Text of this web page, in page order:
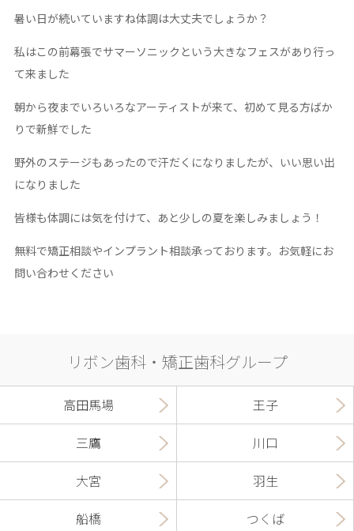
暑い日が続いていますね体調は大丈夫でしょうか？
私はこの前幕張でサマーソニックという大きなフェスがあり行っ
て来ました
朝から夜までいろいろなアーティストが来て、初めて見る方ばか
りで新鮮でした
野外のステージもあったので汗だくになりましたが、いい思い出
になりました
皆様も体調には気を付けて、あと少しの夏を楽しみましょう！
無料で矯正相談やインプラント相談承っております。お気軽にお
問い合わせください
リボン歯科・矯正歯科グループ
高田馬場
王子
三鷹
川口
大宮
羽生
船橋
つくば